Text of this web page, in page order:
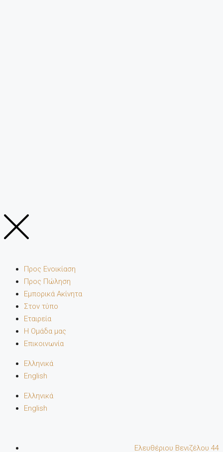
Προς Ενοικίαση
Προς Πώληση
Εμπορικά Ακίνητα
Στον τύπο
Εταιρεία
Η Ομάδα μας
Επικοινωνία
Ελληνικά
English
Ελληνικά
English
Ελευθέριου Βενιζέλου 44